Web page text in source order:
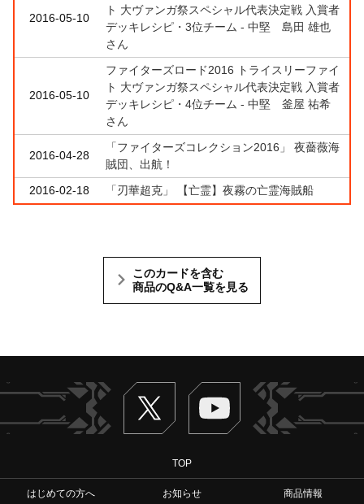
2016-05-10
ト 大ヴァンガ祭スペシャル代表決定戦 入賞者
デッキレシピ・3位チーム - 中堅 島田 雄也
さん
2016-05-10
ファイターズロード2016 トライスリーファイ
ト 大ヴァンガ祭スペシャル代表決定戦 入賞者
デッキレシピ・4位チーム - 中堅 釜屋 祐希
さん
2016-04-28
「ファイターズコレクション2016」 夜薔薇海
賊団、出航！
2016-02-18
「刃華超克」 【亡霊】夜霧の亡霊海賊船
このカードを含む
商品のQ&A一覧を見る
Twitter ヴァンガードch
TOP
はじめての方へ お知らせ
商品情報